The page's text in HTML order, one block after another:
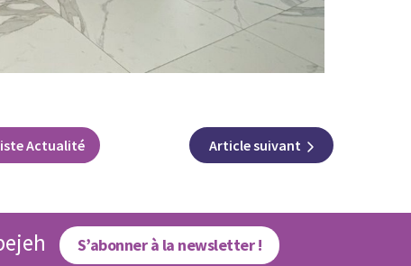
Actualité Articlesuivant
S’abonner à la newsletter !